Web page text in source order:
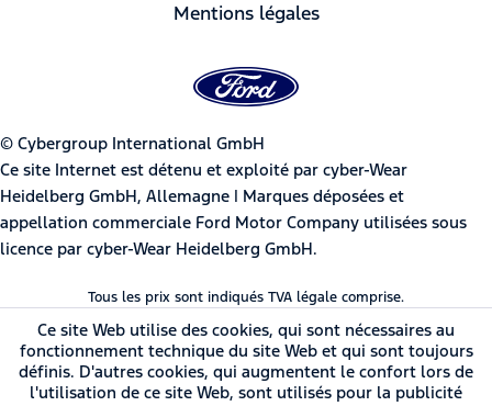
Mentions légales
© Cybergroup International GmbH
Ce site Internet est détenu et exploité par cyber-Wear
Heidelberg GmbH, Allemagne | Marques déposées et
appellation commerciale Ford Motor Company utilisées sous
licence par cyber-Wear Heidelberg GmbH.
Tous les prix sont indiqués TVA légale comprise.
Ce site Web utilise des cookies, qui sont nécessaires au
fonctionnement technique du site Web et qui sont toujours
définis. D'autres cookies, qui augmentent le confort lors de
l'utilisation de ce site Web, sont utilisés pour la publicité